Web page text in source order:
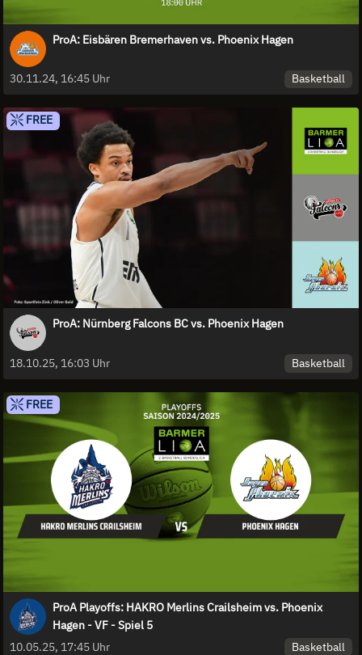
ProA: Eisbären Bremerhaven vs. Phoenix Hagen
30.11.24, 16:45 Uhr Basketball
FREE
ProA: Nürnberg Falcons BC vs. Phoenix Hagen
18.10.25, 16:03 Uhr Basketball
FREE
ProA Playoffs: HAKRO Merlins Crailsheim vs. Phoenix
Hagen - VF - Spiel 5
10.05.25, 17:45 Uhr
Basketball